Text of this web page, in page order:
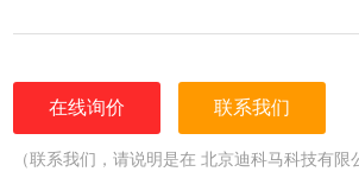
• 详尽的分析证书（COA）
• 更为人性化的小包装量，利于保存，节约成本
在线询价 联系我们
（联系我们，请说明是在 北京迪科马科技有限